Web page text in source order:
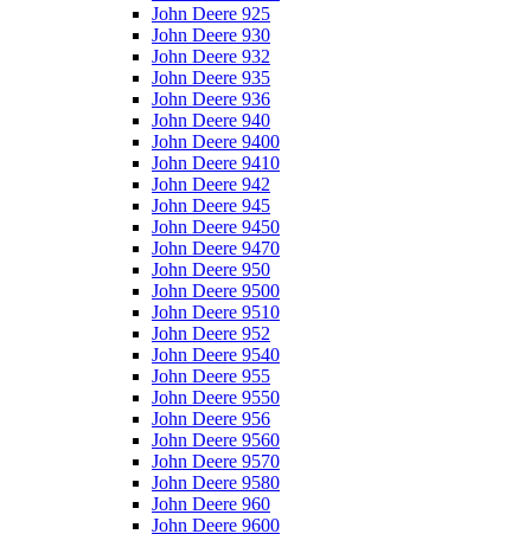
John Deere 925
John Deere 930
John Deere 932
John Deere 935
John Deere 936
John Deere 940
John Deere 9400
John Deere 9410
John Deere 942
John Deere 945
John Deere 9450
John Deere 9470
John Deere 950
John Deere 9500
John Deere 9510
John Deere 952
John Deere 9540
John Deere 955
John Deere 9550
John Deere 956
John Deere 9560
John Deere 9570
John Deere 9580
John Deere 960
John Deere 9600